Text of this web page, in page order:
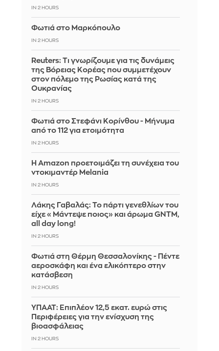
IN 2 HOURS
Φωτιά στο Μαρκόπουλο
IN 2 HOURS
Reuters: Τι γνωρίζουμε για τις δυνάμεις
της Βόρειας Κορέας που συμμετέχουν
στον πόλεμο της Ρωσίας κατά της
Ουκρανίας
IN 2 HOURS
Φωτιά στο Στεφάνι Κορίνθου - Μήνυμα
από το 112 για ετοιμότητα
IN 2 HOURS
Η Amazon προετοιμάζει τη συνέχεια του
ντοκιμαντέρ Melania
IN 2 HOURS
Λάκης Γαβαλάς: Το πάρτι γενεθλίων του
είχε «Μάντεψε ποιος» και άρωμα GNTM,
all day long!
IN 2 HOURS
Φωτιά στη Θέρμη Θεσσαλονίκης - Πέντε
αεροσκάφη και ένα ελικόπτερο στην
κατάσβεση
IN 2 HOURS
ΥΠΑΑΤ: Επιπλέον 12,5 εκατ. ευρώ στις
Περιφέρειες για την ενίσχυση της
βιοασφάλειας
IN 2 HOURS